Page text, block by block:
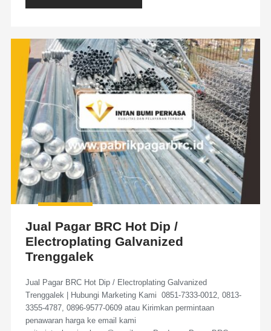
Jual Pagar BRC Hot Dip /
Electroplating Galvanized
Trenggalek
Jual Pagar BRC Hot Dip / Electroplating Galvanized
Trenggalek | Hubungi Marketing Kami 0851-7333-0012, 0813-
3355-4787, 0896-9577-0609 atau Kirimkan permintaan
penawaran harga ke email kami